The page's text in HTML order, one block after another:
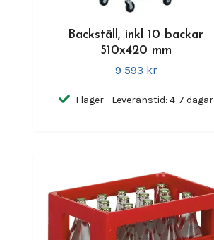
Backställ, inkl 10 backar
510x420 mm
9 593 kr
I lager - Leveranstid: 4-7 dagar